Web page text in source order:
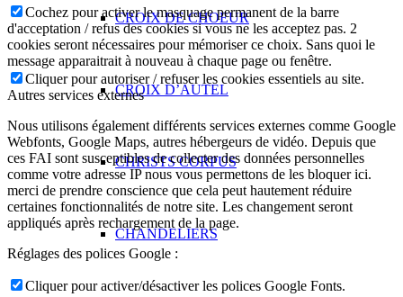
CROIX DE CHOEUR
CROIX D’AUTEL
CHRISTS CORPUS
CHANDELIERS
Cochez pour activer le masquage permanent de la barre
d'acceptation / refus des cookies si vous ne les acceptez pas. 2
cookies seront nécessaires pour mémoriser ce choix. Sans quoi le
message apparaitrait à nouveau à chaque page ou fenêtre.
Cliquer pour autoriser / refuser les cookies essentiels au site.
Autres services externes
Nous utilisons également différents services externes comme Google
Webfonts, Google Maps, autres hébergeurs de vidéo. Depuis que
ces FAI sont susceptibles de collecter des données personnelles
comme votre adresse IP nous vous permettons de les bloquer ici.
merci de prendre conscience que cela peut hautement réduire
certaines fonctionnalités de notre site. Les changement seront
appliqués après rechargement de la page.
Réglages des polices Google :
Cliquer pour activer/désactiver les polices Google Fonts.